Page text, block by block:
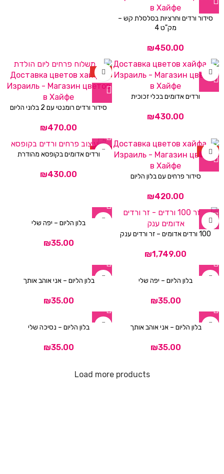
סידור ורדים וחרציות בסלסלת קש –
מק"ט 4
₪
ורדים אדומים בכלי זכוכית
₪
HOT
סידור ורדים רומנטי עם 2 בלוני הליום
₪
HOT
סידור פרחים עם בלון הליום
₪
HOTורדים אדומים בקופסא מהודרת
₪
100 ורדים אדומים – זר ורדים ענק
₪
בלון הליום – יפה שלי
₪
בלון הליום – יפה שלי
₪
בלון הליום – אני אוהב אותך
₪
בלון הליום – אני אוהב אותך
₪
בלון הליום – נסיכה שלי
₪
Load more products